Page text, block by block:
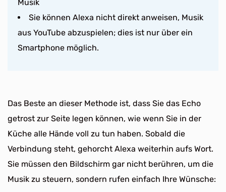
Musik
Sie können Alexa nicht direkt anweisen, Musik
aus YouTube abzuspielen; dies ist nur über ein
Smartphone möglich.
Das Beste an dieser Methode ist, dass Sie das Echo
getrost zur Seite legen können, wie wenn Sie in der
Küche alle Hände voll zu tun haben. Sobald die
Verbindung steht, gehorcht Alexa weiterhin aufs Wort.
Sie müssen den Bildschirm gar nicht berühren, um die
Musik zu steuern, sondern rufen einfach Ihre Wünsche: